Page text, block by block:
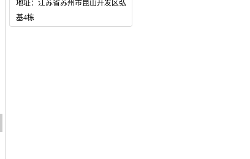
地址：江苏省苏州市昆山开发区弘
基4栋